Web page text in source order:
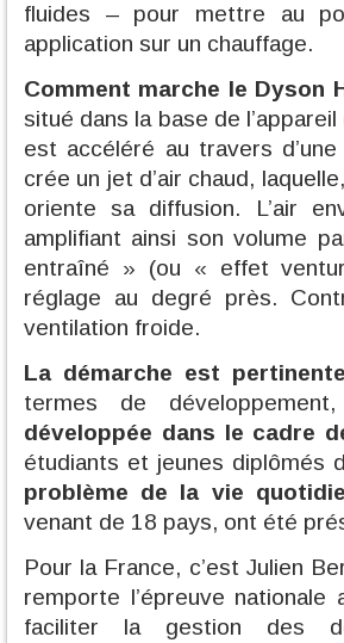
fluides – pour mettre au
application sur un chauffage.
Comment marche le Dyson
situé dans la base de
est accéléré au travers
crée un jet d’air chaud,
oriente sa diffusion. L’air
amplifiant ainsi son volume
entraîné » (ou « effet
réglage au degré près.
ventilation froide.
La démarche est
termes de
développée dans le cadre
étudiants et jeunes diplômés
problème de la vie
venant de 18 pays, ont été
Pour la France, c’est Julien
remporte l’épreuve
faciliter la gestion des